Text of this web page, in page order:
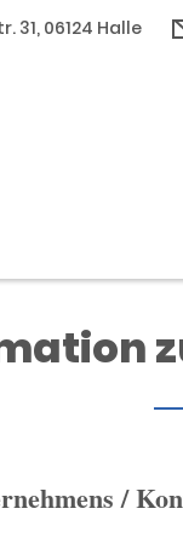
31, 06124 Halle
/